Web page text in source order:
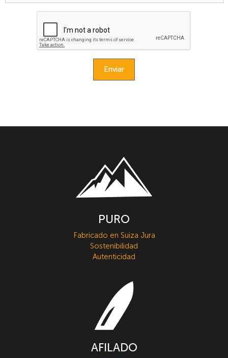
Enviar
PURO
Fabricado en Suiza Jura
Sostenibilidad
Autenticidad
AFILADO